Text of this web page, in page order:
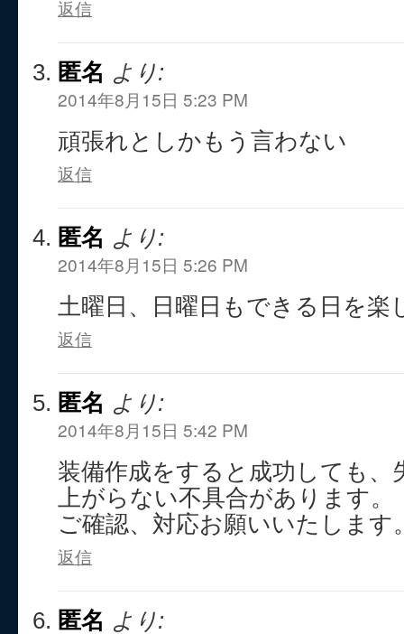
返信
匿名 より:
2014年8月15日 5:23 PM
頑張れとしかもう言わない
返信
匿名 より:
2014年8月15日 5:26 PM
土曜日、日曜日もできる日を楽
返信
匿名 より:
2014年8月15日 5:42 PM
装備作成をすると成功しても、
上がらない不具合があります。
ご確認、対応お願いいたします
返信
匿名 より: